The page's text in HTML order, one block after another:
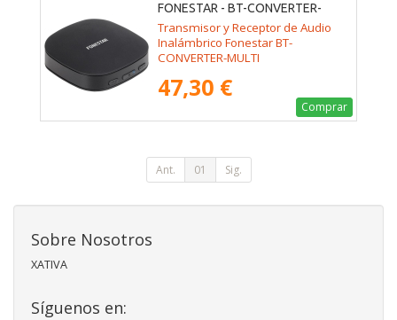
FONESTAR - BT-CONVERTER-
MULTI
Transmisor y Receptor de Audio
Inalámbrico Fonestar BT-
CONVERTER-MULTI
47,30 €
Comprar
Ant. 01 Sig.
Sobre Nosotros
XATIVA
Síguenos en: